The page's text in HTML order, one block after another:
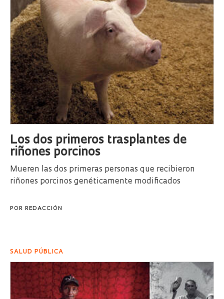
Los dos primeros trasplantes de
riñones porcinos
Mueren las dos primeras personas que recibieron
riñones porcinos genéticamente modificados
POR REDACCIÓN
SALUD PÚBLICA